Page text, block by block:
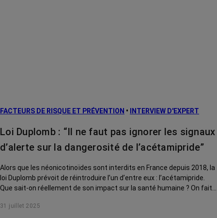
FACTEURS DE RISQUE ET PRÉVENTION • INTERVIEW D'EXPERT
Loi Duplomb : “Il ne faut pas ignorer les signaux
d’alerte sur la dangerosité de l’acétamipride”
Alors que les néonicotinoïdes sont interdits en France depuis 2018, la
loi Duplomb prévoit de réintroduire l’un d’entre eux : l’acétamipride.
Que sait-on réellement de son impact sur la santé humaine ? On fait
31 juillet 2025